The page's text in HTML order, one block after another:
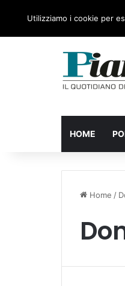
HOME
Home /
Utilizziamo i cookie per